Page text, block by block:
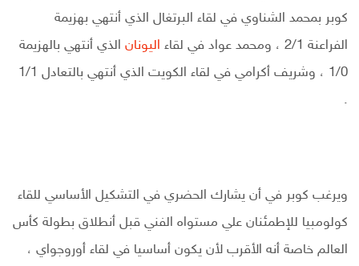
كوبر بمحمد الشناوي في لقاء البرتغال الذي أنتهي بهزيمة
الفراعنة 2/1 ، ومحمد عواد في لقاء
اليونان الذي أنتهي بالهزيمة
1/0 ، وشريف أكرامي في لقاء الكويت الذي أنتهي بالتعادل 1/1
.
ويرغب كوبر في أن يشارك الحضري في التشكيل الأساسي للقاء
كولومبيا للإطمئنان علي مستواه الفني قبل أنطلاق بطولة كأس
العالم خاصة أنه الأقرب لأن يكون أساسيا في لقاء أوروجواي ،